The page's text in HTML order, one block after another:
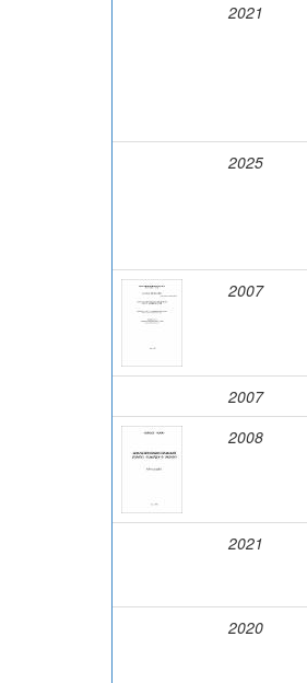
2021
2025
2007
2007
2008
2021
2020